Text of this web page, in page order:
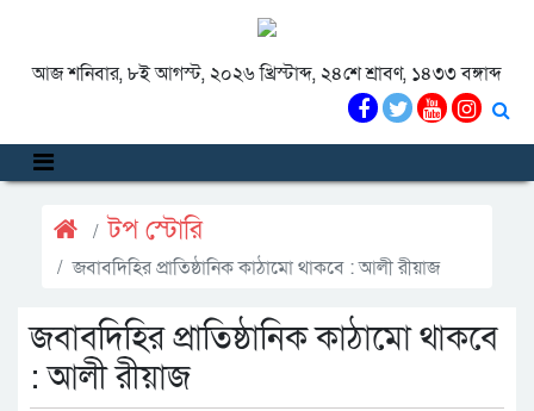
আজ শনিবার, ৮ই আগস্ট, ২০২৬ খ্রিস্টাব্দ, ২৪শে শ্রাবণ, ১৪৩৩ বঙ্গাব্দ
টপ স্টোরি
জবাবদিহির প্রাতিষ্ঠানিক কাঠামো থাকবে : আলী রীয়াজ
জবাবদিহির প্রাতিষ্ঠানিক কাঠামো থাকবে
: আলী রীয়াজ